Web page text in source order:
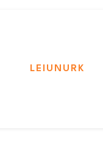
LEIUNURK